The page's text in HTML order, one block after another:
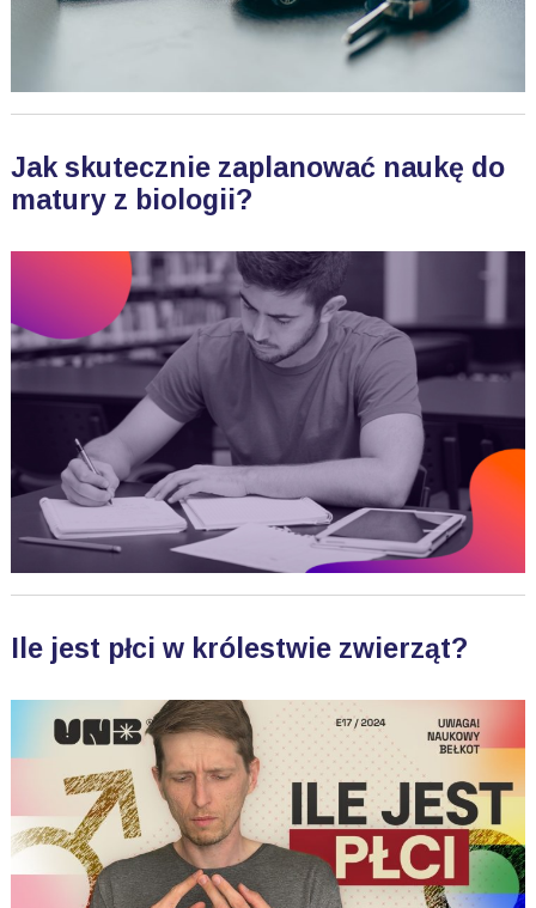
Jak skutecznie zaplanować naukę do
matury z biologii?
Ile jest płci w królestwie zwierząt?